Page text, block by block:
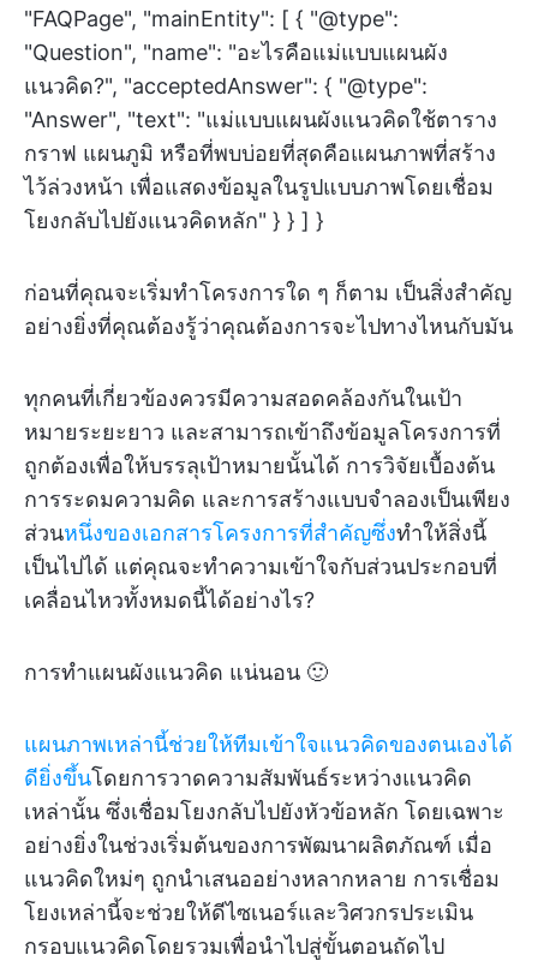
"FAQPage", "mainEntity": [ { "@type":
"Question", "name": "อะไรคือแม่แบบแผนผัง
แนวคิด?", "acceptedAnswer": { "@type":
"Answer", "text": "แม่แบบแผนผังแนวคิดใช้ตาราง
กราฟ แผนภูมิ หรือที่พบบ่อยที่สุดคือแผนภาพที่สร้าง
ไว้ล่วงหน้า เพื่อแสดงข้อมูลในรูปแบบภาพโดยเชื่อม
โยงกลับไปยังแนวคิดหลัก" } } ] }
ก่อนที่คุณจะเริ่มทำโครงการใด ๆ ก็ตาม เป็นสิ่งสำคัญ
อย่างยิ่งที่คุณต้องรู้ว่าคุณต้องการจะไปทางไหนกับมัน
ทุกคนที่เกี่ยวข้องควรมีความสอดคล้องกันในเป้า
หมายระยะยาว และสามารถเข้าถึงข้อมูลโครงการที่
ถูกต้องเพื่อให้บรรลุเป้าหมายนั้นได้ การวิจัยเบื้องต้น
การระดมความคิด และการสร้างแบบจำลองเป็นเพียง
ส่วนหนึ่งของเอกสารโครงการที่สำคัญซึ่งทำให้สิ่งนี้
เป็นไปได้ แต่คุณจะทำความเข้าใจกับส่วนประกอบที่
เคลื่อนไหวทั้งหมดนี้ได้อย่างไร?
การทำแผนผังแนวคิด แน่นอน 🙂
แผนภาพเหล่านี้ช่วยให้ทีมเข้าใจแนวคิดของตนเองได้
ดียิ่งขึ้นโดยการวาดความสัมพันธ์ระหว่างแนวคิด
เหล่านั้น ซึ่งเชื่อมโยงกลับไปยังหัวข้อหลัก โดยเฉพาะ
อย่างยิ่งในช่วงเริ่มต้นของการพัฒนาผลิตภัณฑ์ เมื่อ
แนวคิดใหม่ๆ ถูกนำเสนออย่างหลากหลาย การเชื่อม
โยงเหล่านี้จะช่วยให้ดีไซเนอร์และวิศวกรประเมิน
กรอบแนวคิดโดยรวมเพื่อนำไปสู่ขั้นตอนถัดไป